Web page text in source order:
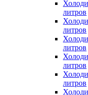
литров
литров
литров
литров
литров